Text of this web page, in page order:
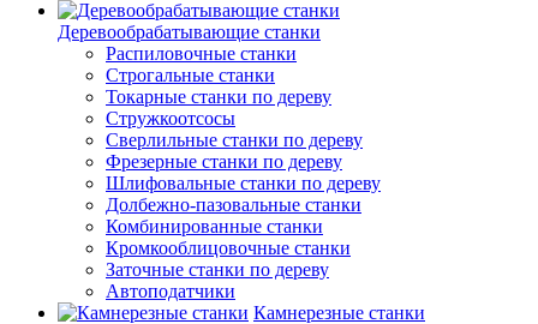
Деревообрабатывающие станки
Распиловочные станки
Строгальные станки
Токарные станки по дереву
Стружкоотсосы
Сверлильные станки по дереву
Фрезерные станки по дереву
Шлифовальные станки по дереву
Долбежно-пазовальные станки
Комбинированные станки
Кромкооблицовочные станки
Заточные станки по дереву
Автоподатчики
Камнерезные станки